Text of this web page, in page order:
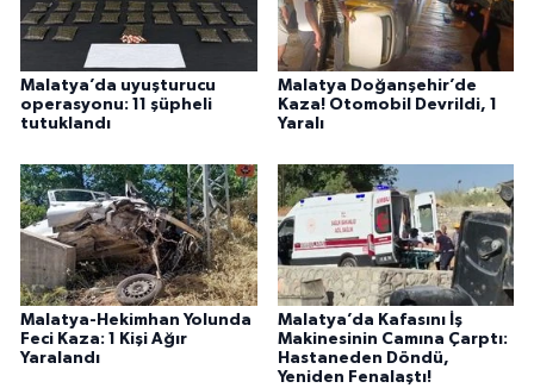
Malatya’da uyuşturucu
operasyonu: 11 şüpheli
tutuklandı
Malatya Doğanşehir’de
Kaza! Otomobil Devrildi, 1
Yaralı
Malatya-Hekimhan Yolunda
Feci Kaza: 1 Kişi Ağır
Yaralandı
Malatya’da Kafasını İş
Makinesinin Camına Çarptı:
Hastaneden Döndü,
Yeniden Fenalaştı!